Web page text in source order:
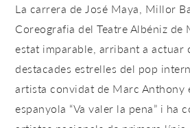
La carrera de José Maya, Millor
Coreografia del Teatre Albéniz de
estat imparable, arribant a actuar
destacades estrelles del pop
artista convidat de Marc Anthony
espanyola “Va valer la pena” i ha